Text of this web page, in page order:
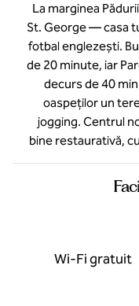
La marginea
St. George — casa
fotbal englezești.
de 20 minute, iar
decurs de 40
oaspeților un
jogging. Centrul
bine restaurativă,
Wi-Fi gratuit